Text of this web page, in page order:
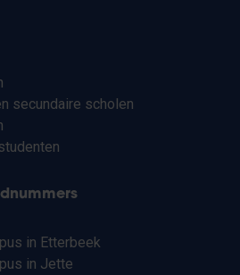
secundaire scholen
in Etterbeek
in Jette